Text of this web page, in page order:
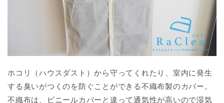
ホコリ（ハウスダスト）から守ってくれたり、室内に発生
する臭いがつくのを防ぐことができる不織布製のカバー。
不織布は、ビニールカバーと違って通気性が高いので湿気